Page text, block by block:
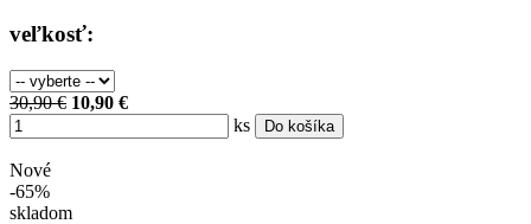
veľkosť:
30,90 € 10,90 €
ks
Do košíka
Nové
-65%
skladom